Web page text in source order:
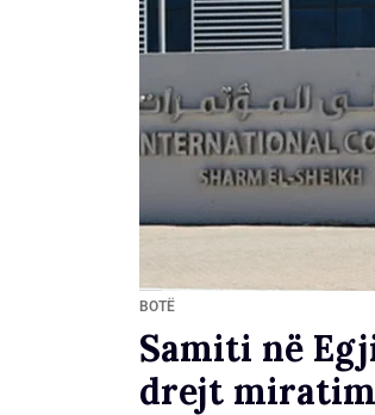
BOTË
Samiti në
drejt